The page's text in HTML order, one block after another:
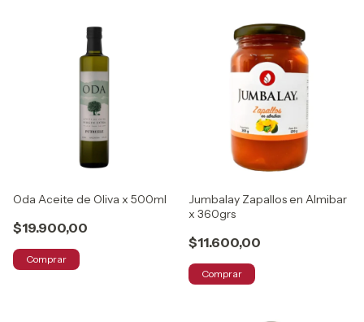
Oda Aceite de Oliva x 500ml
$19.900,00
Comprar
Jumbalay Zapallos en Almibar
x 360grs
$11.600,00
Comprar